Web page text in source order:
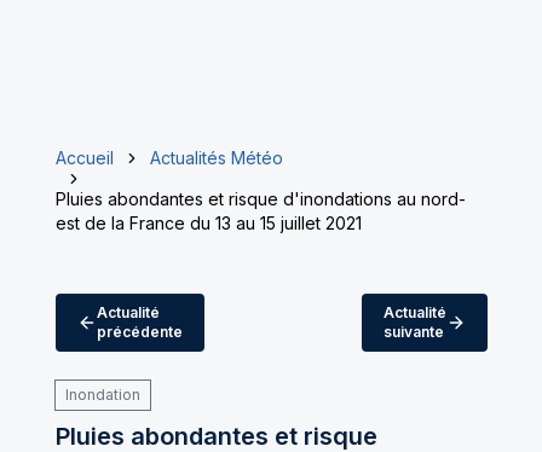
Accueil
Actualités Météo
Pluies abondantes et risque d'inondations au nord-
est de la France du 13 au 15 juillet 2021
Actualité
précédente
Actualité
suivante
Inondation
Pluies abondantes et risque